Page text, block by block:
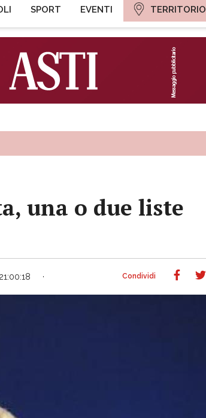
SPORT EVENTI TERRITORIO
una o due liste